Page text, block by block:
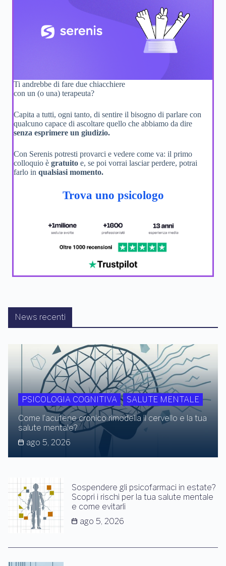
Ti andrebbe di fare due chiacchiere
con un (o una) terapeuta?
Capita a tutti, ogni tanto, di sentire il bisogno di parlare con
qualcuno capace di ascoltare quello che abbiamo da dire
senza esprimere un giudizio.
Con Serenis potresti provarci e vedere come va: il primo
colloquio è gratuito e, se poi vorrai lasciar perdere, potrai
farlo in qualsiasi momento.
Trova uno psicologo
News recenti
PSICOLOGIA COGNITIVA
SALUTE MENTALE
Come l’acufene cronico rimodella il cervello e la tua
salute mentale?
ago 5, 2026
Sospendere gli psicofarmaci in estate?
Scopri i rischi per la tua salute mentale
e come evitarli
ago 5, 2026